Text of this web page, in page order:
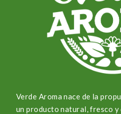
Verde Aroma nace de la
un producto natural, fresco y